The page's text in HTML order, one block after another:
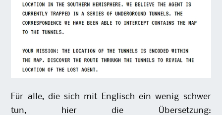
Für alle, die sich mit Englisch ein wenig schwer
tun, hier die Übersetzung: